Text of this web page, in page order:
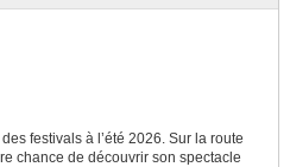
festivals à l’été 2026. Sur la route
chance de découvrir son spectacle